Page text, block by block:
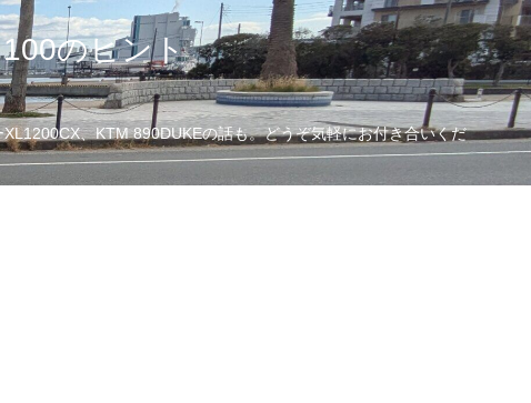
のヒント
、KTM 890DUKEの話も。どうぞ気軽にお付き合いくだ